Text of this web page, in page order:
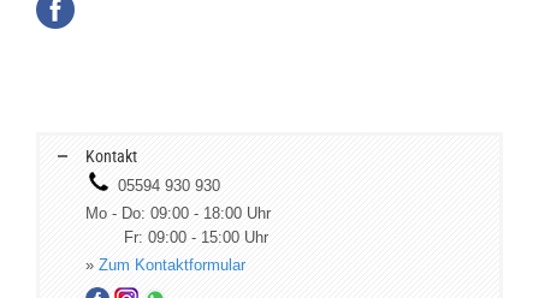
Kontakt
05594 930 930
Mo - Do: 09:00 - 18:00 Uhr
Fr: 09:00 - 15:00 Uhr
» Zum Kontaktformular